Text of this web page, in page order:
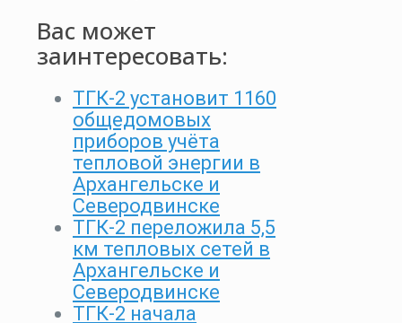
Вас может
заинтересовать:
ТГК-2 установит 1160
общедомовых
приборов учёта
тепловой энергии в
Архангельске и
Северодвинске
ТГК-2 переложила 5,5
км тепловых сетей в
Архангельске и
Северодвинске
ТГК-2 начала